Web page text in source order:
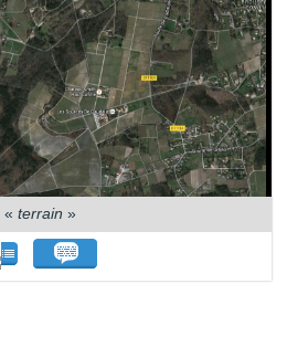
« terrain »